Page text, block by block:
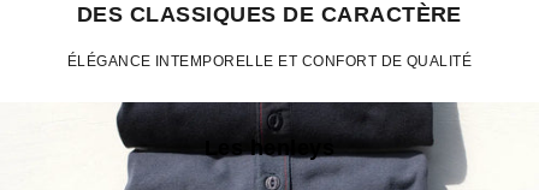
DES CLASSIQUES DE CARACTÈRE
ÉLÉGANCE INTEMPORELLE ET CONFORT DE QUALITÉ
Les henleys